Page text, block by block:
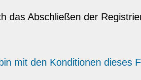
das Abschließen der
mit den Konditionen dieses